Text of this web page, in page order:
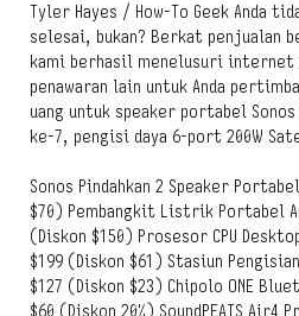
Tyler Hayes / How-To Geek Anda
selesai, bukan? Berkat penjualan
kami berhasil menelusuri internet
penawaran lain untuk Anda
uang untuk speaker portabel Sonos
ke-7, pengisi daya 6-port 200W
Sonos Pindahkan 2 Speaker
$70) Pembangkit Listrik Portabel
(Diskon $150) Prosesor CPU
$199 (Diskon $61) Stasiun
$127 (Diskon $23) Chipolo ONE
$60 (Diskon 20%) SoundPEATS Air4